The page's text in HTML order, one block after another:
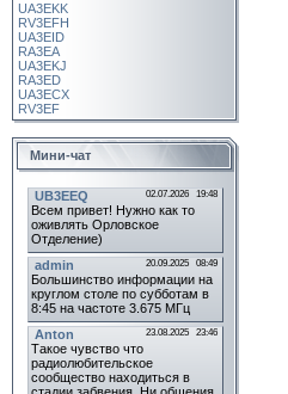
UA3EKK
RV3EFH
UA3EID
RA3EA
UA3EKJ
RA3ED
UA3ECX
RV3EF
Мини-чат